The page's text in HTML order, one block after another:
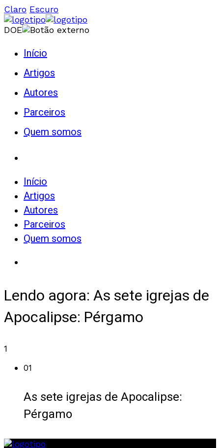
Claro Escuro
DOE
Início
Artigos
Autores
Parceiros
Quem somos
Início
Artigos
Autores
Parceiros
Quem somos
Lendo agora: As sete igrejas de
Apocalipse: Pérgamo
1
01
As sete igrejas de Apocalipse:
Pérgamo